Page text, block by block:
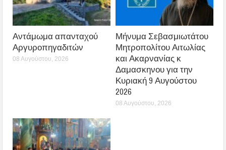
Αντάμωμα απανταχού
Αργυροπηγαδιτών
08 Αυγούστου, 2026
Μήνυμα Σεβασμιωτάτου
Μητροπολίτου Αιτωλίας
και Ακαρνανίας κ
Δαμασκηνου για την
Κυριακή 9 Αυγούστου
2026
08 Αυγούστου, 2026